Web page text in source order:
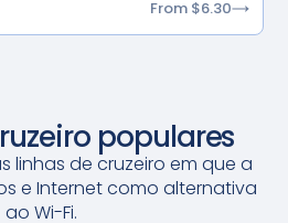
From $6.30
populares
linhas de cruzeiro em que a
e Internet como alternativa
ao Wi-Fi.